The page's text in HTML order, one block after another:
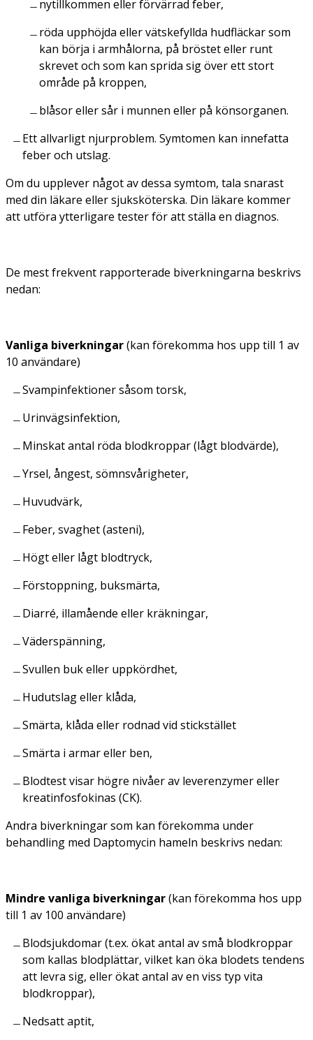
nytillkommen eller förvärrad feber,
röda upphöjda eller vätskefyllda hudfläckar som
kan börja i armhålorna, på bröstet eller runt
skrevet och som kan sprida sig över ett stort
område på kroppen,
blåsor eller sår i munnen eller på könsorganen.
Ett allvarligt njurproblem. Symtomen kan innefatta
feber och utslag.
Om du upplever något av dessa symtom, tala snarast
med din läkare eller sjuksköterska. Din läkare kommer
att utföra ytterligare tester för att ställa en diagnos.
De mest frekvent rapporterade biverkningarna beskrivs
nedan:
Vanliga biverkningar(kan förekomma hos upp till 1 av
10 användare)
Svampinfektioner såsom torsk,
Urinvägsinfektion,
Minskat antal röda blodkroppar (lågt blodvärde),
Yrsel, ångest, sömnsvårigheter,
Huvudvärk,
Feber, svaghet (asteni),
Högt eller lågt blodtryck,
Förstoppning, buksmärta,
Diarré, illamående eller kräkningar,
Väderspänning,
Svullen buk eller uppkördhet,
Hudutslag eller klåda,
Smärta, klåda eller rodnad vid stickstället
Smärta i armar eller ben,
Blodtest visar högre nivåer av leverenzymer eller
kreatinfosfokinas (CK).
Andra biverkningar som kan förekomma under
behandling med Daptomycin hameln beskrivs nedan:
Mindre vanliga biverkningar(kan förekomma hos upp
till 1 av 100 användare)
Blodsjukdomar (t.ex. ökat antal av små blodkroppar
som kallas blodplättar, vilket kan öka blodets tendens
att levra sig, eller ökat antal av en viss typ vita
blodkroppar),
Nedsatt aptit,